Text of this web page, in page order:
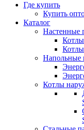
Где купить
Купить
Каталог
Настенные
Котлы
Напольные
Котлы